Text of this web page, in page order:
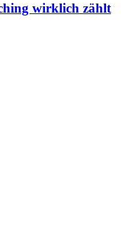
wirklich zählt